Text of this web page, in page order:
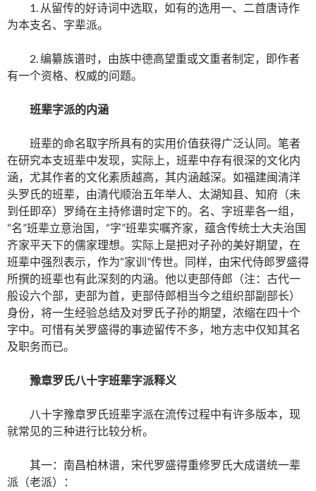
1. 从留传的好诗词中选取，如有的选用一、二首唐诗作
为本支名、字辈派。
2. 编纂族谱时，由族中德高望重或文重者制定，即作者
有一个资格、权威的问题。
班辈字派的内涵
班辈的命名取字所具有的实用价值获得广泛认同。笔者
在研究本支班辈中发现，实际上，班辈中存有很深的文化内
涵，尤其作者的文化素质越高，其内涵越深。如福建闽清洋
头罗氏的班辈，由清代顺治五年举人、太湖知县、知府（未
到任即卒）罗绮在主持修谱时定下的。名、字班辈各一组，
“名”班辈立意治国，“字”班辈实嘱齐家，蕴含传统士大夫治国
齐家平天下的儒家理想。实际上是把对子孙的美好期望，在
班辈中强烈表示，作为“家训”传世。同样，由宋代侍郎罗盛得
所撰的班辈也有此深刻的内涵。他以吏部侍郎（注：古代一
般设六个部，吏部为首，吏部侍郎相当今之组织部副部长）
身份，将一生经验总结及对罗氏子孙的期望，浓缩在四十个
字中。可惜有关罗盛得的事迹留传不多，地方志中仅知其名
及职务而已。
豫章罗氏八十字班辈字派释义
八十字豫章罗氏班辈字派在流传过程中有许多版本，现
就常见的三种进行比较分析。
其一：南昌柏林谱，宋代罗盛得重修罗氏大成谱统一辈
派（老派）：